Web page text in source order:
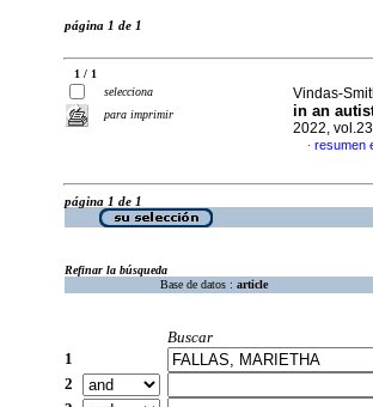
página 1 de 1
1 / 1
selecciona
para imprimir
Vindas-
in an
2022,
· resumen
página 1 de 1
Refinar la búsqueda
Base de datos : article
Buscar
1
2